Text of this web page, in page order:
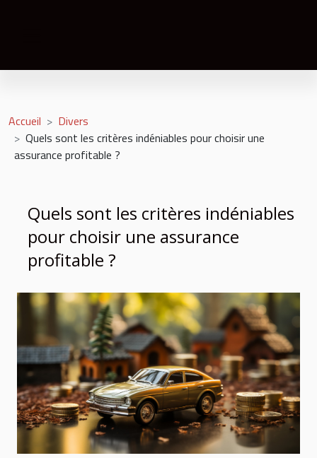
Accueil
Divers
Quels sont les critères indéniables pour choisir une
assurance profitable ?
Quels sont les critères indéniables
pour choisir une assurance
profitable ?